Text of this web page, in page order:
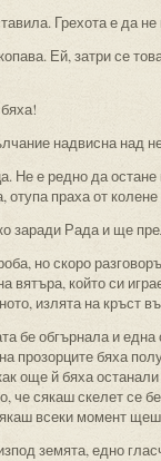
Грехота е да
Ей, затри се
надвисна над
Не е редно да
отупа праха от
заради Рада и ще
но скоро
вятъра, който си
излята на кръст
бе обгърнала и
прозорците бяха
още й бяха
че сякаш скелет се
всеки момент
земята, едно